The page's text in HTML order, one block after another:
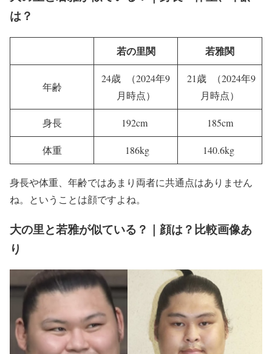
は？
若の里関 若雅関
年齢
24歳 （2024年9
月時点）
21歳 （2024年9
月時点）
身長 192cm 185cm
体重 186kg 140.6kg
身長や体重、年齢ではあまり両者に共通点はありません
ね。ということは顔ですよね。
大の里と若雅が似ている？｜顔は？比較画像あ
り